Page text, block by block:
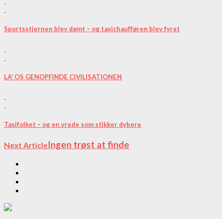
Sportsstjernen blev dømt – og taxichaufføren blev fyret
LA’ OS GENOPFINDE CIVILISATIONEN
Taxifolket – og en vrede som stikker dybere
Next ArticleIngen trøst at finde